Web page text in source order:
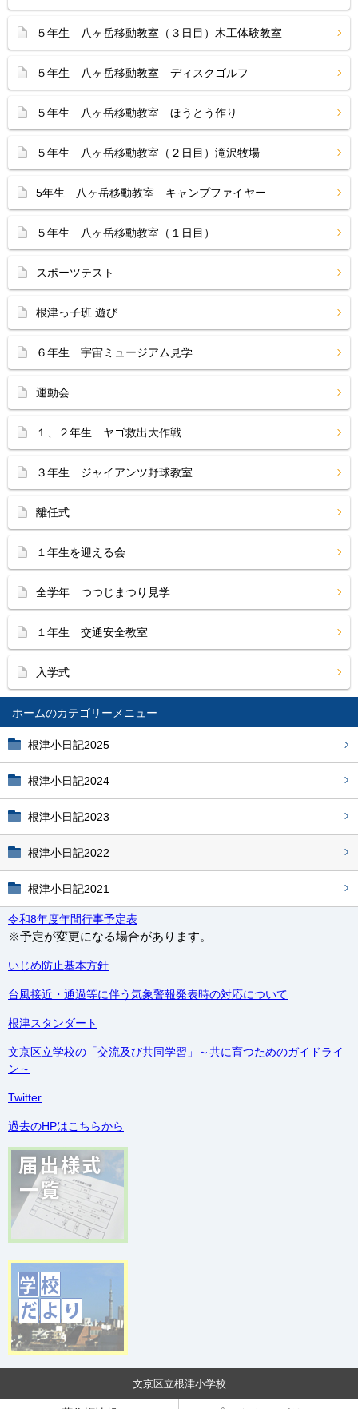
ホーム
根津小日記2025
根津小日記2024
根津小日記2023
根津小日記2022
根津小日記2021
令和8年度年間行事予定表
※予定が変更になる場合があります。
いじめ防止基本方針
台風接近・通過等に伴う気象警報発表時の対応について
根津スタンダート
文京区立学校の「交流及び共同学習」～共に育つためのガイドライ
ン～
Twitter
過去のHPはこちらから
５年生 八ヶ岳移動教室（３日目）木工体験教室
５年生 八ヶ岳移動教室 ディスクゴルフ
５年生 八ヶ岳移動教室 ほうとう作り
５年生 八ヶ岳移動教室（２日目）滝沢牧場
5年生 八ヶ岳移動教室 キャンプファイヤー
５年生 八ヶ岳移動教室（１日目）
スポーツテスト
根津っ子班 遊び
６年生 宇宙ミュージアム見学
運動会
１、２年生 ヤゴ救出大作戦
３年生 ジャイアンツ野球教室
離任式
１年生を迎える会
全学年 つつじまつり見学
１年生 交通安全教室
入学式
文京区立根津小学校